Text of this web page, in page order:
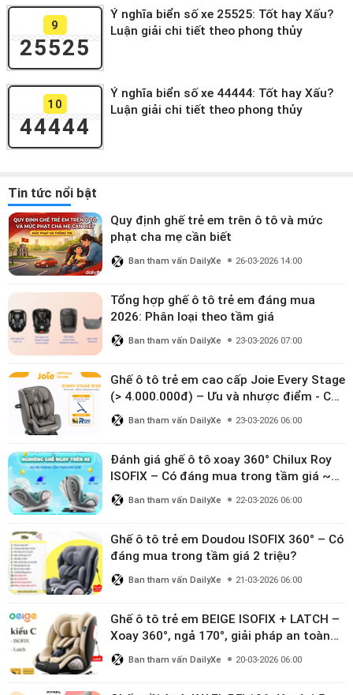
9
25525
Ý nghĩa biển số xe 25525: Tốt hay Xấu?
Luận giải chi tiết theo phong thủy
10
44444
Ý nghĩa biển số xe 44444: Tốt hay Xấu?
Luận giải chi tiết theo phong thủy
Tin tức nổi bật
Quy định ghế trẻ em trên ô tô và mức
phạt cha mẹ cần biết
Ban tham vấn DailyXe 26-03-2026 14:00
Tổng hợp ghế ô tô trẻ em đáng mua
2026: Phân loại theo tầm giá
Ban tham vấn DailyXe 23-03-2026 07:00
Ghế ô tô trẻ em cao cấp Joie Every Stage
(> 4.000.000đ) – Ưu và nhược điểm - Có
đáng đầu tư cho bé từ 0–12 tuổi?
Ban tham vấn DailyXe 23-03-2026 06:00
Đánh giá ghế ô tô xoay 360° Chilux Roy
ISOFIX – Có đáng mua trong tầm giá ~3
triệu
Ban tham vấn DailyXe 22-03-2026 06:00
Ghế ô tô trẻ em Doudou ISOFIX 360° – Có
đáng mua trong tầm giá 2 triệu?
Ban tham vấn DailyXe 21-03-2026 06:00
Ghế ô tô trẻ em BEIGE ISOFIX + LATCH –
Xoay 360°, ngả 170°, giải pháp an toàn
linh hoạt cho bé 0–10 tuổi
Ban tham vấn DailyXe 20-03-2026 06:00